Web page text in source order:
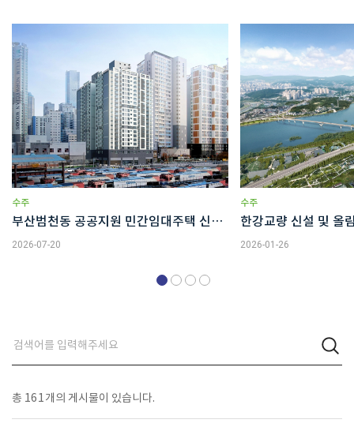
수주
부산범천동 공공지원 민간임대주택 신축공사
2026-07-20
수주
한강교량 신설 및 올
2026-01-26
총 161개의 게시물이 있습니다.